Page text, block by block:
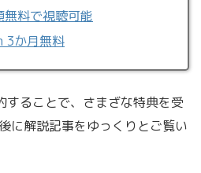
無料で視聴可能
3か月無料
することで、さまざな特典を受
に解説記事をゆっくりとご覧い